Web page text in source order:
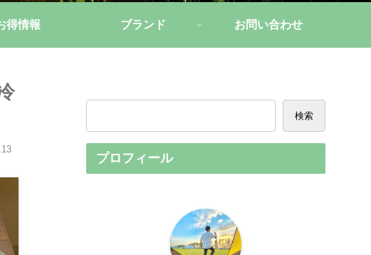
得情報 ブランド お問い合わせ
検索
プロフィール